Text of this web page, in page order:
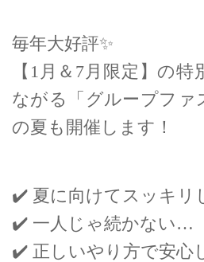
毎年大好評✨
【1月＆7月限定】の
ながる「グループファ
の夏も開催します！
✔️ 夏に向けてスッキリ
✔️ 一人じゃ続かない…
✔️ 正しいやり方で安心